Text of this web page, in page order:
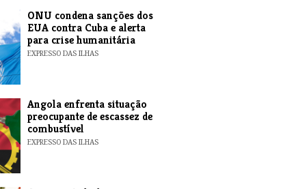
ONU condena sanções dos
EUA contra Cuba e alerta
para crise humanitária
EXPRESSO DAS ILHAS
Angola enfrenta situação
preocupante de escassez de
combustível
EXPRESSO DAS ILHAS